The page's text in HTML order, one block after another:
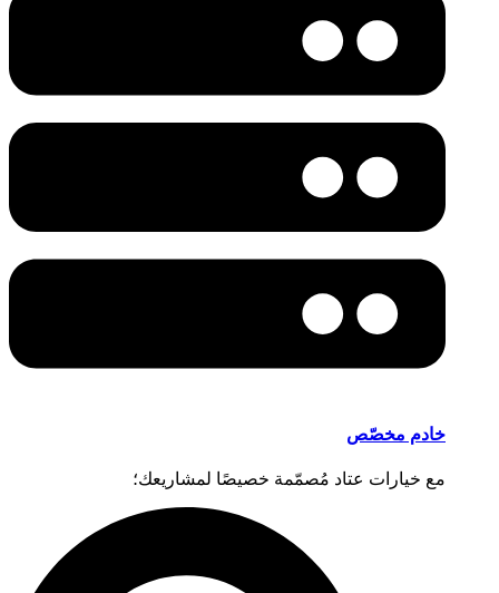
خادم مخصّص
مع خيارات عتاد مُصمّمة خصيصًا لمشاريعك؛